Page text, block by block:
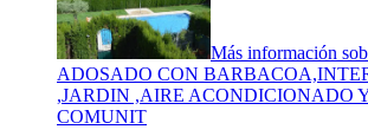
Más información
ADOSADO CON
,JARDIN ,AIRE ACONDICIONADO
COMUNIT